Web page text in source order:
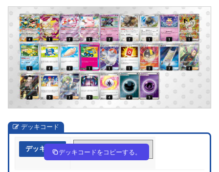
デッキコード
デッキ作成 gHg9gg-fVcSpj-iH9nin
デッキコードをコピーする。